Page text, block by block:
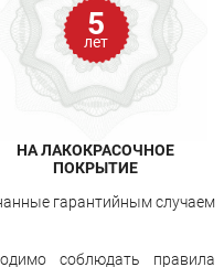
5
лет
НА ЛАКОКРАСОЧНОЕ
ПОКРЫТИЕ
гарантийным случаем
соблюдать правила